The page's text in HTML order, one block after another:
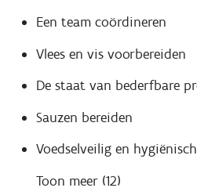
Een team coördineren
Vlees en vis voorbereiden
De staat van bederfbare
Sauzen bereiden
Voedselveilig en
Toon meer (12)